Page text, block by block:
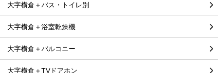
大字横倉＋バス・トイレ別
大字横倉＋浴室乾燥機
大字横倉＋バルコニー
大字横倉＋TVドアホン